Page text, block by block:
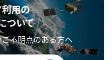
用の
ついて
不明点のある方へ